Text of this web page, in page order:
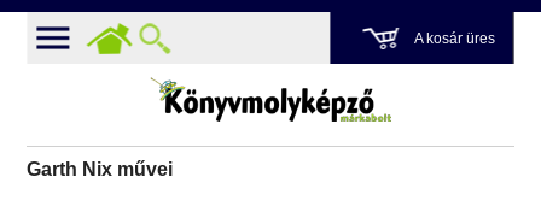
A kosár üres
Garth Nix művei